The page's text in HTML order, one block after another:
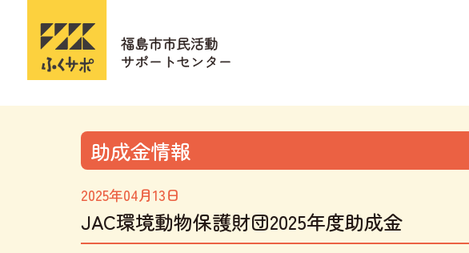
助成金情報
2025年04月13日
JAC環境動物保護財団2025年度助成金